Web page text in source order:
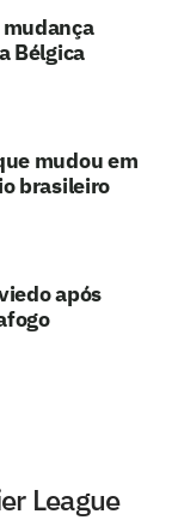
Bélgica
mudou em
brasileiro
após
League